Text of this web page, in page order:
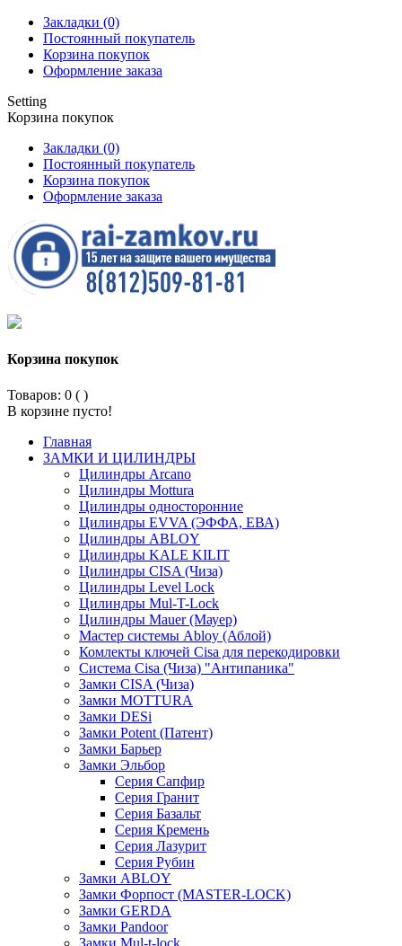
Закладки (0)
Постоянный покупатель
Корзина покупок
Оформление заказа
Setting
Корзина покупок
Закладки (0)
Постоянный покупатель
Корзина покупок
Оформление заказа
Корзина покупок
Товаров: 0 ( )
В корзине пусто!
Главная
ЗАМКИ И ЦИЛИНДРЫ
Цилиндры Arcano
Цилиндры Mottura
Цилиндры односторонние
Цилиндры EVVA (ЭФФА, ЕВА)
Цилиндры ABLOY
Цилиндры KALE KILIT
Цилиндры CISA (Чиза)
Цилиндры Level Lock
Цилиндры Mul-T-Lock
Цилиндры Mauer (Мауер)
Мастер системы Abloy (Аблой)
Комлекты ключей Cisa для перекодировки
Система Cisa (Чиза) "Антипаника"
Замки CISA (Чиза)
Замки MOTTURA
Замки DESi
Замки Potent (Патент)
Замки Барьер
Замки Эльбор
Серия Сапфир
Серия Гранит
Серия Базальт
Серия Кремень
Серия Лазурит
Серия Рубин
Замки ABLOY
Замки Форпост (MASTER-LOCK)
Замки GERDA
Замки Pandoor
Замки Mul-t-lock